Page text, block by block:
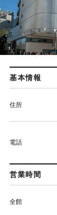
基本情報
住所
電話
営業時間
全館